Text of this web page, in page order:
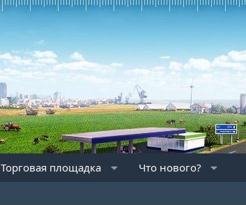
Торговая площадка Что нового?